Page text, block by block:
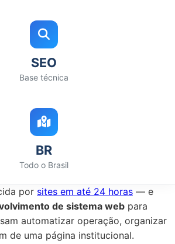
SEO
Base técnica
BR
Todo o Brasil
por sites em até 24 horas — e
de sistema web para
automatizar operação, organizar
de uma página institucional.